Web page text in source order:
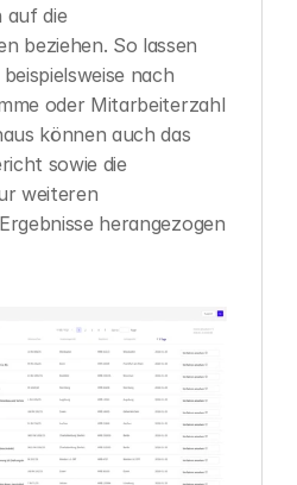
auf die
beziehen. So lassen
nach
oder Mitarbeiterzahl
können auch das
sowie die
weiteren
herangezogen